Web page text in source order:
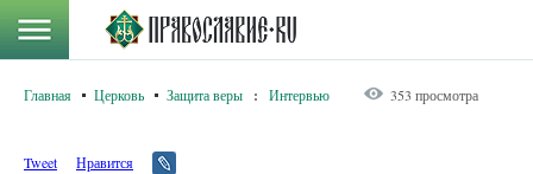
Главная Церковь Защита веры : Интервью 353 просмотра
Tweet Нравится